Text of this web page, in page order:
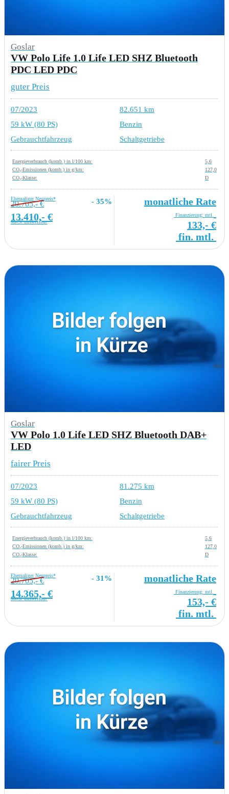
Goslar
VW Polo Life 1.0 Life LED SHZ Bluetooth
PDC LED PDC
guter Preis
07/2023
82.651 km
59 kW (80 PS)
Benzin
Gebrauchtfahrzeug
Schaltgetriebe
Energieverbrauch (komb.) in l/100 km:
5,6
CO₂-Emissionen (komb.) in g/km:
127,0
CO₂-Klasse:
D
Ehemaliger Neupreis*
20.705,- € - 35%
13.410,- €
MwSt ausweisbar
monatliche Rate
Finanzierung: mtl.
133,- €
fin. mtl.
Goslar
VW Polo 1.0 Life LED SHZ Bluetooth DAB+
LED
fairer Preis
07/2023
81.275 km
59 kW (80 PS)
Benzin
Gebrauchtfahrzeug
Schaltgetriebe
Energieverbrauch (komb.) in l/100 km:
5,6
CO₂-Emissionen (komb.) in g/km:
127,0
CO₂-Klasse:
D
Ehemaliger Neupreis*
20.705,- € - 31%
14.365,- €
MwSt ausweisbar
monatliche Rate
Finanzierung: mtl.
153,- €
fin. mtl.